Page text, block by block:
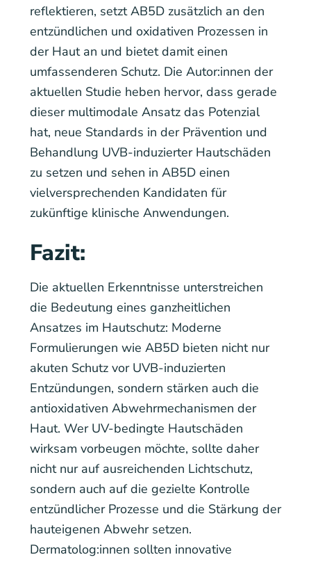
reflektieren, setzt AB5D zusätzlich an den
entzündlichen und oxidativen Prozessen in
der Haut an und bietet damit einen
umfassenderen Schutz. Die Autor:innen der
aktuellen Studie heben hervor, dass gerade
dieser multimodale Ansatz das Potenzial
hat, neue Standards in der Prävention und
Behandlung UVB-induzierter Hautschäden
zu setzen und sehen in AB5D einen
vielversprechenden Kandidaten für
zukünftige klinische Anwendungen.
Fazit:
Die aktuellen Erkenntnisse unterstreichen
die Bedeutung eines ganzheitlichen
Ansatzes im Hautschutz: Moderne
Formulierungen wie AB5D bieten nicht nur
akuten Schutz vor UVB-induzierten
Entzündungen, sondern stärken auch die
antioxidativen Abwehrmechanismen der
Haut. Wer UV-bedingte Hautschäden
wirksam vorbeugen möchte, sollte daher
nicht nur auf ausreichenden Lichtschutz,
sondern auch auf die gezielte Kontrolle
entzündlicher Prozesse und die Stärkung der
hauteigenen Abwehr setzen.
Dermatolog:innen sollten innovative